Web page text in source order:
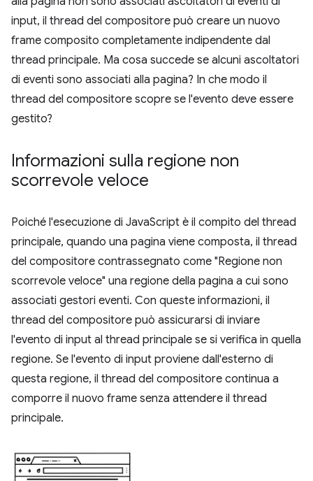
input, il thread del compositore può creare un nuovo
frame composito completamente indipendente dal
thread principale. Ma cosa succede se alcuni ascoltatori
di eventi sono associati alla pagina? In che modo il
thread del compositore scopre se l'evento deve essere
gestito?
Informazioni sulla regione non
scorrevole veloce
Poiché l'esecuzione di JavaScript è il compito del thread
principale, quando una pagina viene composta, il thread
del compositore contrassegnato come "Regione non
scorrevole veloce" una regione della pagina a cui sono
associati gestori eventi. Con queste informazioni, il
thread del compositore può assicurarsi di inviare
l'evento di input al thread principale se si verifica in quella
regione. Se l'evento di input proviene dall'esterno di
questa regione, il thread del compositore continua a
comporre il nuovo frame senza attendere il thread
principale.